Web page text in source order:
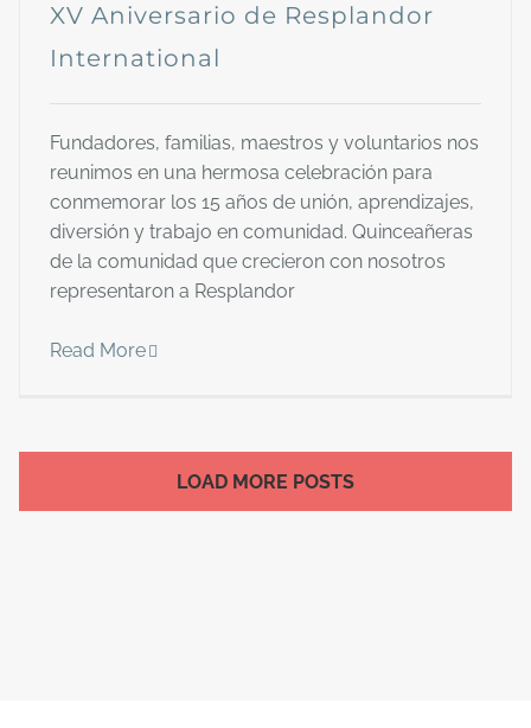
XV Aniversario de Resplandor
International
Fundadores, familias, maestros y voluntarios nos
reunimos en una hermosa celebración para
conmemorar los 15 años de unión, aprendizajes,
diversión y trabajo en comunidad. Quinceañeras
de la comunidad que crecieron con nosotros
representaron a Resplandor
Read More
LOAD MORE POSTS